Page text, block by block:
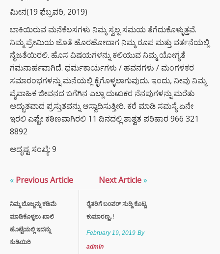
ಮೀನ(19 ಫೆಬ್ರವರಿ, 2019)
ಬಾಕಿಯಿರುವ ಮನೆಕೆಲಸಗಳು ನಿಮ್ಮ ಸ್ವಲ್ಪ ಸಮಯ ತೆಗೆದುಕೊಳ್ಳುತ್ತವೆ.
ನಿಮ್ಮ ಪ್ರೇಮಿಯ ಜೊತೆ ಹೊರಹೋದಾಗ ನಿಮ್ಮ ರೂಪ ಮತ್ತು ವರ್ತನೆಯಲ್ಲಿ
ನೈಜತೆಯಿರಲಿ. ಹೊಸ ವಿಷಯಗಳನ್ನು ಕಲಿಯುವ ನಿಮ್ಮ ಯೋಗ್ಯತೆ
ಗಮನಾರ್ಹವಾಗಿದೆ. ಧರ್ಮಕಾರ್ಯಗಳು / ಹವನಗಳು / ಮಂಗಳಕರ
ಸಮಾರಂಭಗಳನ್ನು ಮನೆಯಲ್ಲಿ ಕೈಗೊಳ್ಳಲಾಗುವುದು. ಇಂದು, ನೀವು ನಿಮ್ಮ
ವೈವಾಹಿಕ ಜೀವನದ ಬಗೆಗಿನ ಎಲ್ಲಾ ದುಃಖಕರ ನೆನಪುಗಳನ್ನು ಮರೆತು
ಅದ್ಭುತವಾದ ಪ್ರಸ್ತುತವನ್ನು ಆಸ್ವಾದಿಸುತ್ತೀರಿ. ಕರೆ ಮಾಡಿ ಸಮಸ್ಯೆ ಏನೇ
ಇರಲಿ ಎಷ್ಟೇ ಕಠಿಣವಾಗಿರಲಿ 11 ದಿನದಲ್ಲಿ ಶಾಶ್ವತ ಪರಿಹಾರ 966 321
8892
ಅದೃಷ್ಟ ಸಂಖ್ಯೆ: 9
« Previous Article
ನಿಮ್ಮ ಬೊಜ್ಜನ್ನು ಕಡಿಮೆ
ಮಾಡಿಕೊಳ್ಳಲು ಖಾಲಿ
ಹೊಟ್ಟೆಯಲ್ಲಿ ಇದನ್ನು
ಕುಡಿಯಿರಿ
Next Article»
ರೈತರಿಗೆ ಬಂಪರ್ ಸುದ್ದಿ ಕೊಟ್ಟ
ಕುಮಾರಣ್ಣ..!
February 19, 2019 By
admin